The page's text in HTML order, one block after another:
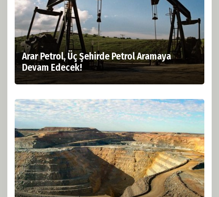
Arar Petrol, Üç Şehirde Petrol Aramaya
Devam Edecek!